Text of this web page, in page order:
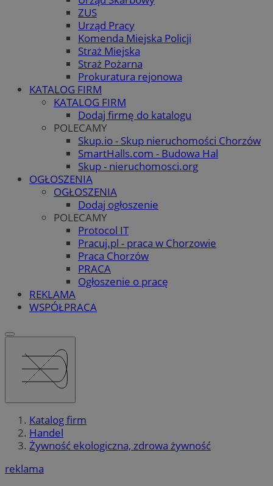
ZUS
Urząd Pracy
Komenda Miejska Policji
Straż Miejska
Straż Pożarna
Prokuratura rejonowa
KATALOG FIRM
KATALOG FIRM
Dodaj firmę do katalogu
POLECAMY
Skup.io - Skup nieruchomości Chorzów
SmartHalls.com - Budowa Hal
Skup - nieruchomosci.org
OGŁOSZENIA
OGŁOSZENIA
Dodaj ogłoszenie
POLECAMY
Protocol IT
Pracuj.pl - praca w Chorzowie
Praca Chorzów
PRACA
Ogłoszenie o pracę
REKLAMA
WSPÓŁPRACA
Katalog firm
Handel
Żywność ekologiczna, zdrowa żywność
reklama